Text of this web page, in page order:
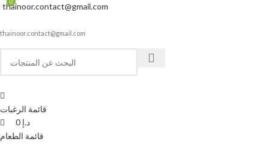
thainoor.contact@gmail.com
thainoor.contact@gmail.com
قائمة الرغبات
0
د.إ
قائمة الطعام
0